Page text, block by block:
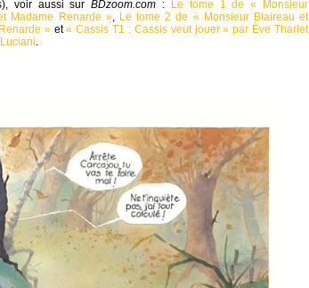
voir aussi surBDzoom.com : Le tome 1 de « Monsieur
Madame Renarde », Le tome 2 de « Monsieur Blaireau et
»et« Cassis T1 : Cassis veut jouer » par Ève Tharlet